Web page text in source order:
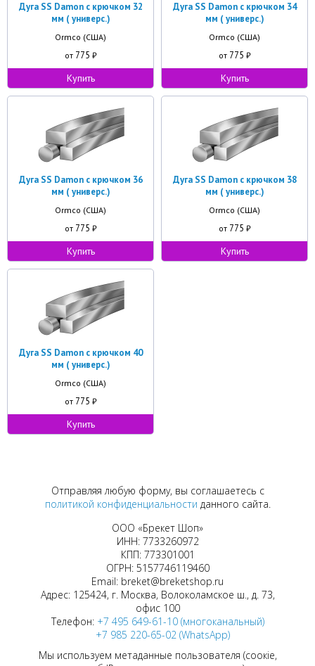
Дуга SS Damon с крючком 32
мм ( универс.)
Ormco (США)
от 775 ₽
Купить
Дуга SS Damon с крючком 34
мм ( универс.)
Ormco (США)
от 775 ₽
Купить
Дуга SS Damon с крючком 36
мм ( универс.)
Ormco (США)
от 775 ₽
Купить
Дуга SS Damon с крючком 38
мм ( универс.)
Ormco (США)
от 775 ₽
Купить
Дуга SS Damon с крючком 40
мм ( универс.)
Ormco (США)
от 775 ₽
Купить
Отправляя любую форму, вы соглашаетесь с
политикой конфиденциальности данного сайта.
ООО «Брекет Шоп»
ИНН: 7733260972
КПП: 773301001
ОГРН: 5157746119460
Email: breket@breketshop.ru
Адрес: 125424, г. Москва, Волоколамское ш., д. 73,
офис 100
Телефон: +7 495 649-61-10 (многоканальный)
+7 985 220-65-02 (WhatsApp)
Мы используем метаданные пользователя (соокіе,